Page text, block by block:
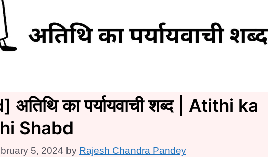
का पर्यायवाची शब्द | Atithi ka
Shabd
5, 2024 by Rajesh Chandra Pandey